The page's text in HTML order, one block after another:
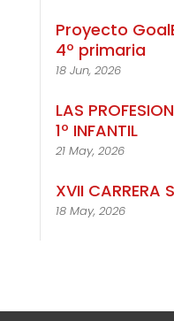
Proyecto
4º primaria
18 Jun, 2026
LAS
1º INFANTIL
21 May, 2026
XVII CARRERA
18 May, 2026